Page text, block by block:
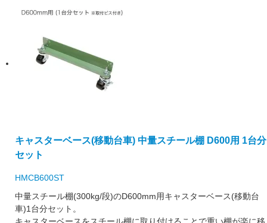
キャスターベース(移動台車) 中量スチール棚 D600用 1台分
セット
HMCB600ST
中量スチール棚(300kg/段)のD600mm用キャスターベース(移動台
車)1台分セット。
キャスターベースをスチール棚に取り付けることで重い棚が楽に移